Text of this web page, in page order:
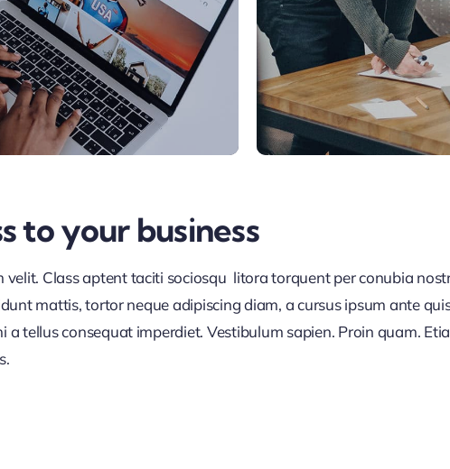
to your business
Class aptent taciti sociosqu litora torquent per conubia
mattis, tortor neque adipiscing diam, a cursus ipsum ante
a tellus consequat imperdiet. Vestibulum sapien. Proin quam.